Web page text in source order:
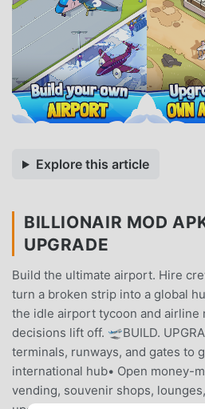
Explore this article
BILLIONAIR MOD
UPGRADE
Build the ultimate airport. Hire
turn a broken strip into a global
the idle airport tycoon and airline
decisions lift off. 🛫BUILD.
terminals, runways, and gates to
international hub• Open money-
vending, souvenir shops,